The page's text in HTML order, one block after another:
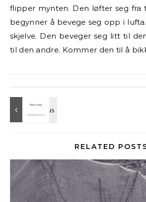
flipper mynten. Den løfter seg fra
begynner å bevege seg opp i
skjelve. Den beveger seg litt til
til den andre. Kommer den til å
RELATED